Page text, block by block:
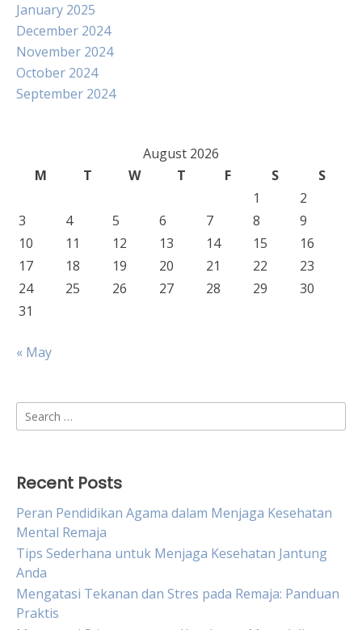
January 2025
December 2024
November 2024
October 2024
September 2024
August 2026
M
T W T F S
S
1
2
3
4 5 6 7 8
9
10
11 12 13 14 15
16
17
18 19 20 21 22
23
24
25 26 27 28 29
30
31
« May
Search
for:
Recent Posts
Peran Pendidikan Agama dalam Menjaga Kesehatan
Mental Remaja
Tips Sederhana untuk Menjaga Kesehatan Jantung
Anda
Mengatasi Tekanan dan Stres pada Remaja: Panduan
Praktis